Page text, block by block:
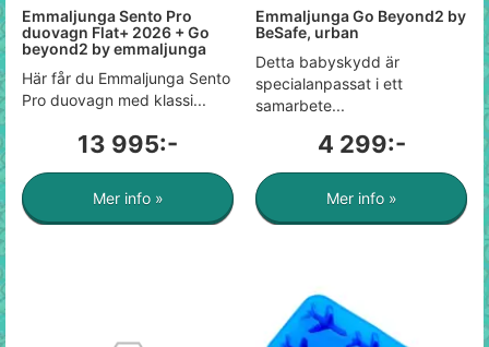
Emmaljunga Sento Pro
duovagn Flat+ 2026 + Go
beyond2 by emmaljunga
Här får du Emmaljunga Sento
Pro duovagn med klassi...
13 995:-
Mer info »
Emmaljunga Go Beyond2 by
BeSafe, urban
Detta babyskydd är
specialanpassat i ett
samarbete...
4 299:-
Mer info »